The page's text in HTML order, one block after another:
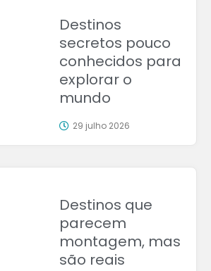
Destinos
secretos pouco
conhecidos para
explorar o
mundo
29 julho 2026
Destinos que
parecem
montagem, mas
são reais